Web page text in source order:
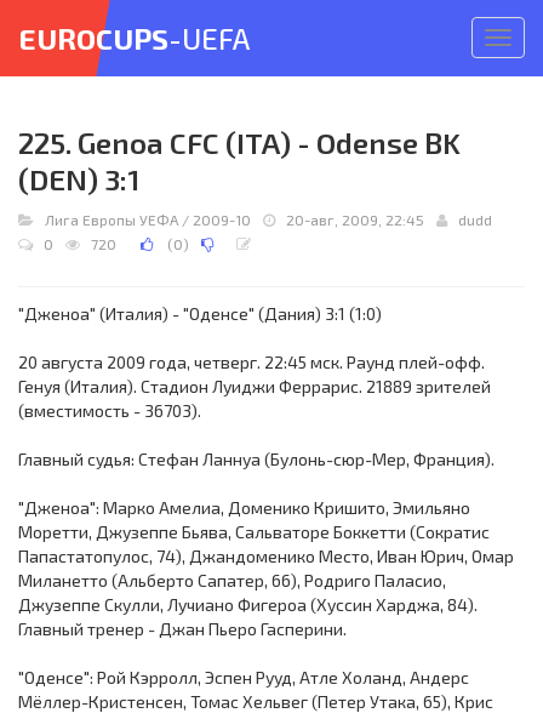
меню
EUROCUPS-UEFA
225. Genoa CFC (ITA) - Odense BK
(DEN) 3:1
Лига Европы УЕФА / 2009-10 20-авг, 2009, 22:45
dudd
0
720 (0)
"Дженоа" (Италия) - "Оденсе" (Дания) 3:1 (1:0)
20 августа 2009 года, четверг. 22:45 мск. Раунд плей-офф.
Генуя (Италия). Стадион Луиджи Феррарис. 21889 зрителей
(вместимость - 36703).
Главный судья: Стефан Ланнуа (Булонь-сюр-Мер, Франция).
"Дженоа": Марко Амелиа, Доменико Кришито, Эмильяно
Моретти, Джузеппе Бьява, Сальваторе Боккетти (Сократис
Папастатопулос, 74), Джандоменико Место, Иван Юрич, Омар
Миланетто (Альберто Сапатер, 66), Родриго Паласио,
Джузеппе Скулли, Лучиано Фигероа (Хуссин Харджа, 84).
Главный тренер - Джан Пьеро Гасперини.
"Оденсе": Рой Кэрролл, Эспен Рууд, Атле Холанд, Андерс
Мёллер-Кристенсен, Томас Хельвег (Петер Утака, 65), Крис